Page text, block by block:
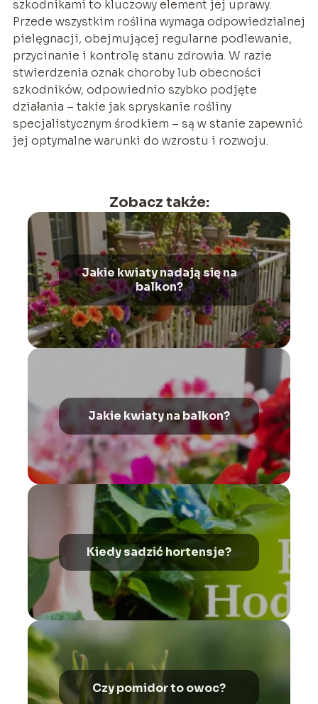
szkodnikami to kluczowy element jej uprawy.
Przede wszystkim roślina wymaga odpowiedzialnej
pielęgnacji, obejmującej regularne podlewanie,
przycinanie i kontrolę stanu zdrowia. W razie
stwierdzenia oznak choroby lub obecności
szkodników, odpowiednio szybko podjęte
działania – takie jak spryskanie rośliny
specjalistycznym środkiem – są w stanie zapewnić
jej optymalne warunki do wzrostu i rozwoju.
Zobacz także:
Jakie kwiaty nadają się na
balkon?
Jakie kwiaty na balkon?
Kiedy sadzić hortensje?
Czy pomidor to owoc?